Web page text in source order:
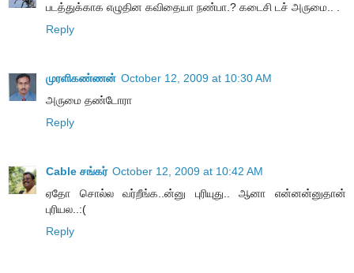
படத்துக்காக எழுதின கவிதையா நண்பா.? கடைசி டச் அருமை.. .
Reply
முரளிகண்ணன் October 12, 2009 at 10:30 AM
அருமை தண்டோரா
Reply
Cable சங்கர் October 12, 2009 at 10:42 AM
ஏதோ சொல்ல வர்றீங்க..ன்னு புரியுது.. ஆனா என்னன்னுதான்
புரியல..:(
Reply